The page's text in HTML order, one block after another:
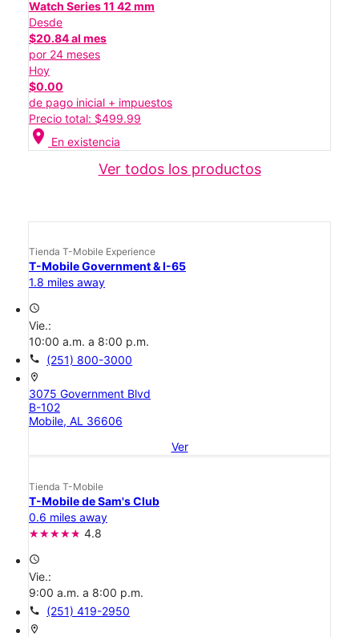
Watch Series 11 42 mm
Desde
$20.84 al mes
por 24 meses
Hoy
$0.00
de pago inicial + impuestos
Precio total: $499.99
location_on En existencia
Ver todos los productos
Tienda T-Mobile Experience
T-Mobile Government & I-65
1.8 miles away
access_time
Vie.:
10:00 a.m. a 8:00 p.m.
call (251) 800-3000
location_on
3075 Government Blvd
B-102
Mobile, AL 36606
Ver
Tienda T-Mobile
T-Mobile de Sam's Club
0.6 miles away
4.8
access_time
Vie.:
9:00 a.m. a 8:00 p.m.
call (251) 419-2950
location_on